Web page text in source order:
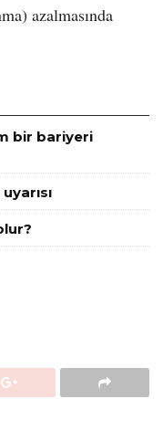
azalmasında
bir bariyeri